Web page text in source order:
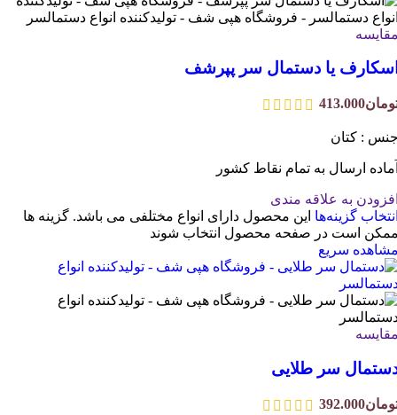
یا دستمال سر پپرشف
413.000
: کتان
ارسال به تمام نقاط کشور
به علاقه مندی
گزینه‌ها این محصول دارای انواع مختلفی می باشد. گزینه ها
است در صفحه محصول انتخاب شوند
سریع
سر طلایی
392.000